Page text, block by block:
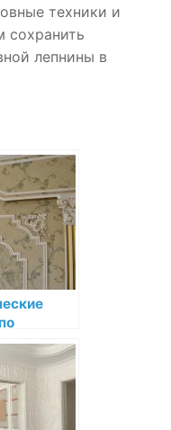
техники и
сохранить
лепнины в
и уходу